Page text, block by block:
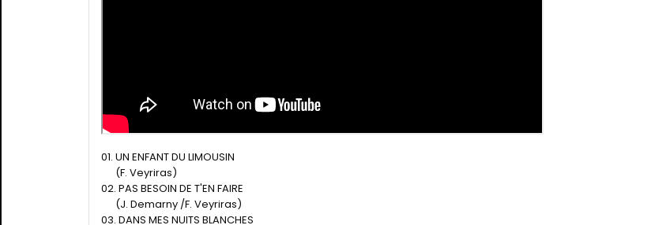
01. UN ENFANT DU LIMOUSIN
(F. Veyriras)
02. PAS BESOIN DE T'EN FAIRE
(J. Demarny /F. Veyriras)
03. DANS MES NUITS BLANCHES